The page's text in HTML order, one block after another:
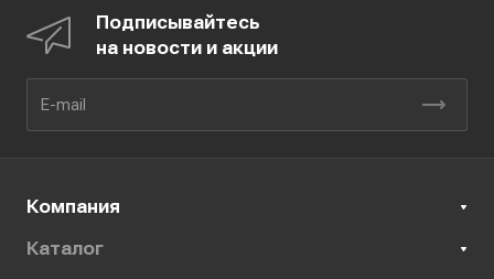
Подписывайтесь
на новости и акции
Компания
Каталог